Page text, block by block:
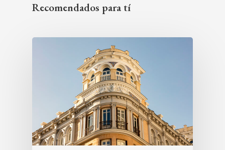
Recomendados para tí